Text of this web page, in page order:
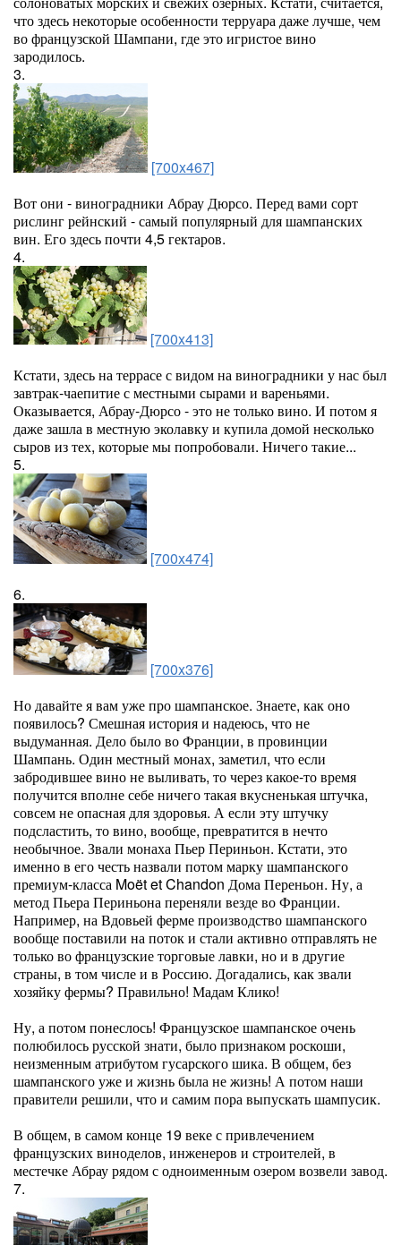
что здесь некоторые особенности терруара даже лучше, чем
во французской Шампани, где это игристое вино
зародилось.
3.
[700x467]
Вот они - виноградники Абрау Дюрсо. Перед вами сорт
рислинг рейнский - самый популярный для шампанских
вин. Его здесь почти 4,5 гектаров.
4.
[700x413]
Кстати, здесь на террасе с видом на виноградники у нас был
завтрак-чаепитие с местными сырами и вареньями.
Оказывается, Абрау-Дюрсо - это не только вино. И потом я
даже зашла в местную эколавку и купила домой несколько
сыров из тех, которые мы попробовали. Ничего такие...
5.
[700x474]
6.
[700x376]
Но давайте я вам уже про шампанское. Знаете, как оно
появилось? Смешная история и надеюсь, что не
выдуманная. Дело было во Франции, в провинции
Шампань. Один местный монах, заметил, что если
забродившее вино не выливать, то через какое-то время
получится вполне себе ничего такая вкусненькая штучка,
совсем не опасная для здоровья. А если эту штучку
подсластить, то вино, вообще, превратится в нечто
необычное. Звали монаха Пьер Периньон. Кстати, это
именно в его честь назвали потом марку шампанского
премиум-класса Moët et Chandon Дома Переньон. Ну, а
метод Пьера Периньона переняли везде во Франции.
Например, на Вдовьей ферме производство шампанского
вообще поставили на поток и стали активно отправлять не
только во французские торговые лавки, но и в другие
страны, в том числе и в Россию. Догадались, как звали
хозяйку фермы? Правильно! Мадам Клико!
Ну, а потом понеслось! Французское шампанское очень
полюбилось русской знати, было признаком роскоши,
неизменным атрибутом гусарского шика. В общем, без
шампанского уже и жизнь была не жизнь! А потом наши
правители решили, что и самим пора выпускать шампусик.
В общем, в самом конце 19 веке с привлечением
французских виноделов, инженеров и строителей, в
местечке Абрау рядом с одноименным озером возвели завод.
7.